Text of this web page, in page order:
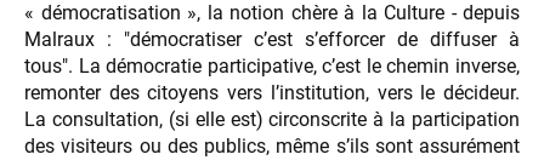
« démocratisation », la notion chère à la Culture - depuis
Malraux : "démocratiser c’est s’efforcer de diffuser à
tous". La démocratie participative, c’est le chemin inverse,
remonter des citoyens vers l’institution, vers le décideur.
La consultation, (si elle est) circonscrite à la participation
des visiteurs ou des publics, même s’ils sont assurément